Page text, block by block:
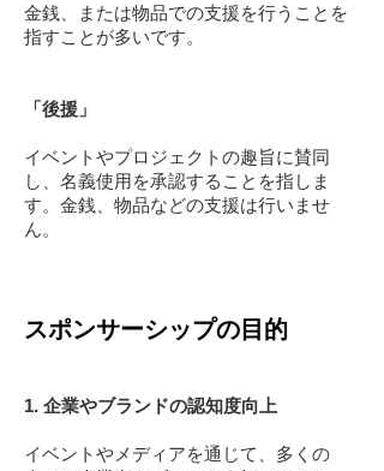
金銭、または物品での支援を行うことを
指すことが多いです。
「後援」
イベントやプロジェクトの趣旨に賛同
し、名義使用を承認することを指しま
す。金銭、物品などの支援は行いませ
ん。
スポンサーシップの目的
1. 企業やブランドの認知度向上
イベントやメディアを通じて、多くの